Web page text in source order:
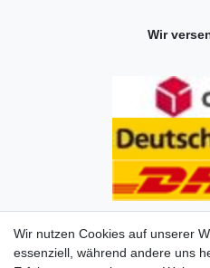
Wir
Wir nutzen Cookies auf unserer
essenziell, während andere uns